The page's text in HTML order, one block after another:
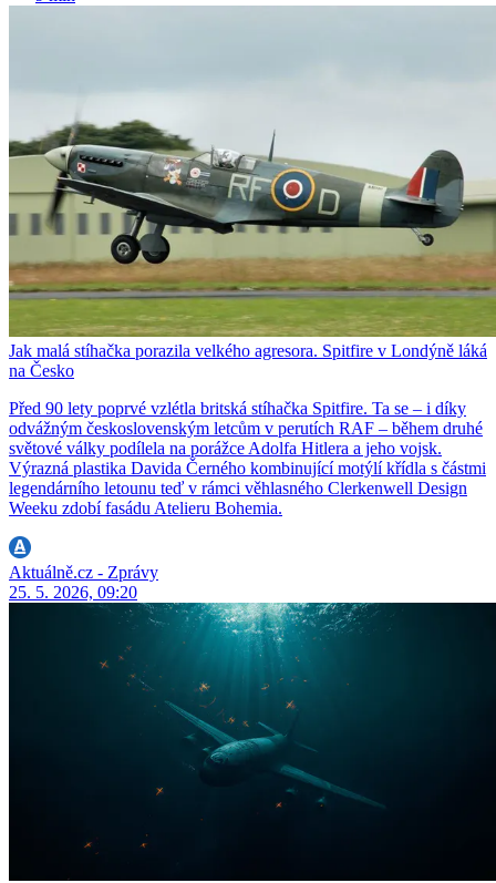
Jak malá stíhačka porazila velkého agresora. Spitfire v Londýně láká
na Česko
Před 90 lety poprvé vzlétla britská stíhačka Spitfire. Ta se – i díky
odvážným československým letcům v perutích RAF – během druhé
světové války podílela na porážce Adolfa Hitlera a jeho vojsk.
Výrazná plastika Davida Černého kombinující motýlí křídla s částmi
legendárního letounu teď v rámci věhlasného Clerkenwell Design
Weeku zdobí fasádu Atelieru Bohemia.
Aktuálně.cz - Zprávy
25. 5. 2026, 09:20